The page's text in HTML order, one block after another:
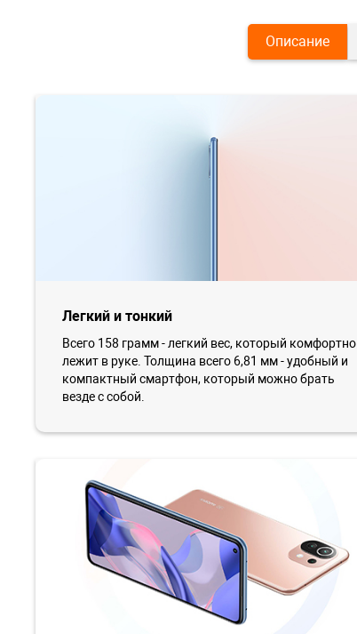
Описание
Легкий и тонкий
Всего 158 грамм - легкий вес, который комфортно
лежит в руке. Толщина всего 6,81 мм - удобный и
компактный смартфон, который можно брать
везде с собой.